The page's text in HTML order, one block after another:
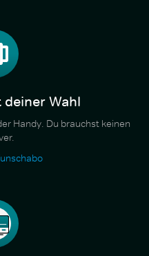
deiner Wahl
Handy. Du brauchst keinen